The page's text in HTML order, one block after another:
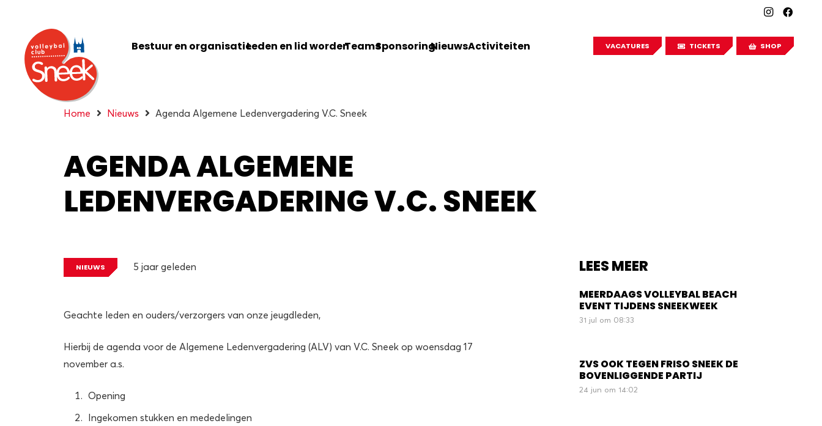
Bestuur en organisatieLeden en lid wordenTeamsSponsoringNieuwsActiviteiten VACATURES TICKETS SHOP
Home Nieuws Agenda Algemene Ledenvergadering V.C. Sneek
AGENDA ALGEMENE
LEDENVERGADERING V.C. SNEEK
NIEUWS 5 jaar geleden
Geachte leden en ouders/verzorgers van onze jeugdleden,
Hierbij de agenda voor de Algemene Ledenvergadering (ALV) van V.C. Sneek op woensdag 17
november a.s.
Opening
Ingekomen stukken en mededelingen
LEES MEER
MEERDAAGS VOLLEYBAL BEACH
EVENT TIJDENS SNEEKWEEK
31 jul om 08:33
ZVS OOK TEGEN FRISO SNEEK DE
BOVENLIGGENDE PARTIJ
24 jun om 14:02